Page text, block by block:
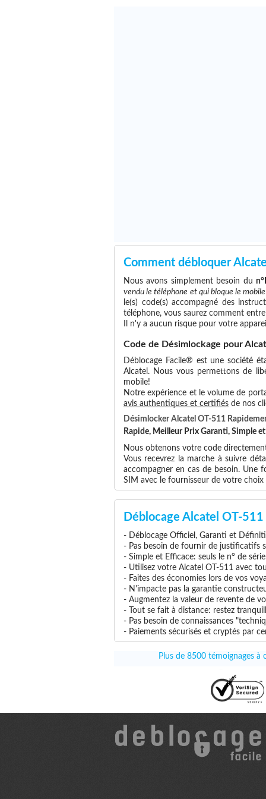
Comment débloquer
Nous avons simplement besoin du
vendu le téléphone et qui bloque le mobile
le(s) code(s) accompagné des
téléphone, vous saurez comment
Il n'y a aucun risque pour votre
Code de Désimlockage pour
Déblocage Facile® est une société
Alcatel. Nous vous permettons de
mobile!
Notre expérience et le volume de
avis authentiques et certifiés de nos
Désimlocker Alcatel OT-511
Rapide, Meilleur Prix Garanti, Simple
Nous obtenons votre code
Vous recevrez la marche à suivre
accompagner en cas de besoin. Une
SIM avec le fournisseur de votre
Déblocage Alcatel OT-
- Déblocage Officiel, Garanti et
- Pas besoin de fournir de justificatifs
- Simple et Efficace: seuls le n° de
- Utilisez votre Alcatel OT-511 avec
- Faites des économies lors de vos
- N'impacte pas la garantie
- Augmentez la valeur de revente de
- Tout se fait à distance: restez
- Pas besoin de connaissances
- Paiements sécurisés et cryptés par
Plus de 8500 témoignages